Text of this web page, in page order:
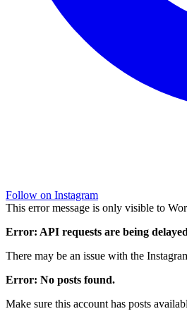
Follow on Instagram
This error message is only visible to
Error: API requests are being
There may be an issue with the
Error: No posts found.
Make sure this account has posts